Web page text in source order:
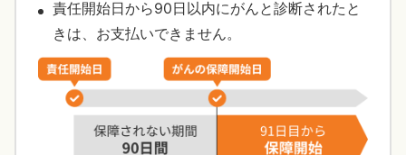
責任開始日から90日以内にがんと診断されたと
きは、お支払いできません。